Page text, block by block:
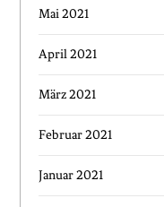
Mai 2021
April 2021
März 2021
Februar 2021
Januar 2021